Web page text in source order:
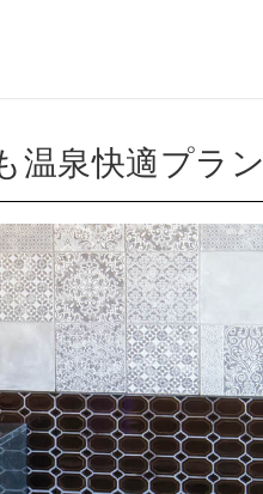
温泉快適プラン